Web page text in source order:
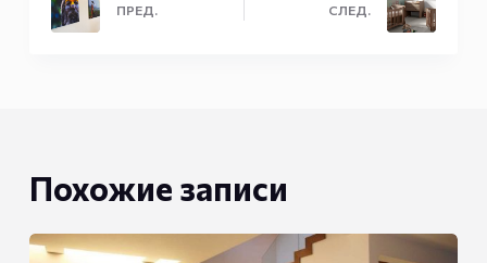
ПРЕД. СЛЕД.
Похожие записи